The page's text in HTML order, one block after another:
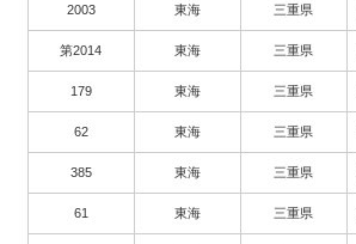
2003 東海 三重県
第2014 東海 三重県
179 東海 三重県
62 東海 三重県
385 東海 三重県
61 東海 三重県